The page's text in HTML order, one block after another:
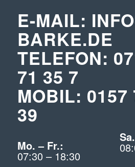
E-MAIL:
BARKE.DE
TELEFON:
71 35 7
MOBIL: 0157
39
Mo. – Fr.:
07:30 – 18:30